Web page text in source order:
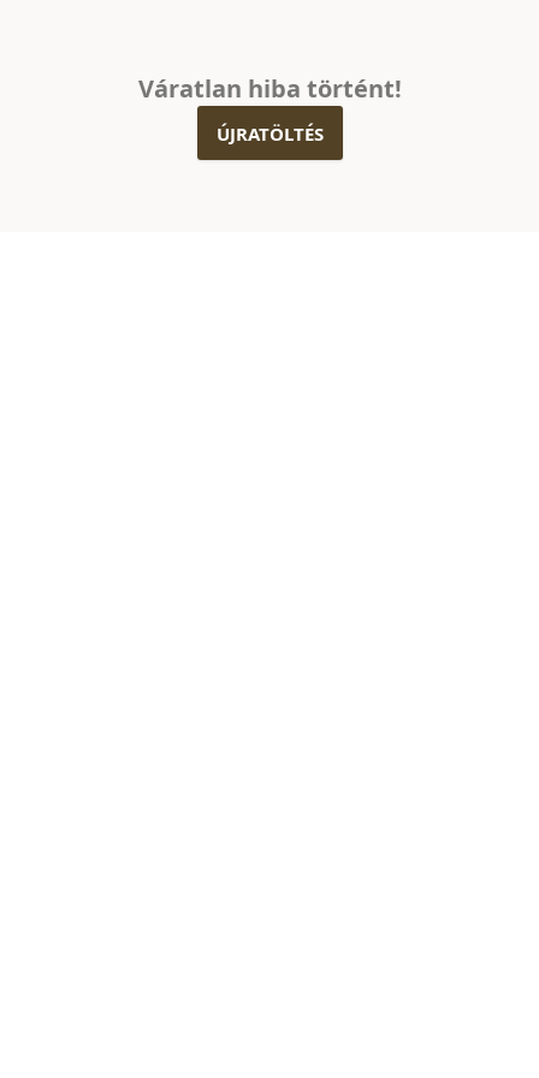
Váratlan hiba történt!
ÚJRATÖLTÉS